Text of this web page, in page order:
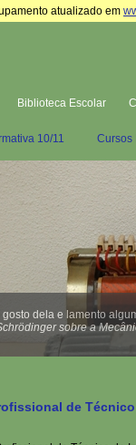
atualizado em
Biblioteca Escolar
gosto dela e lamento
sobre a
10/11
Cursos
de